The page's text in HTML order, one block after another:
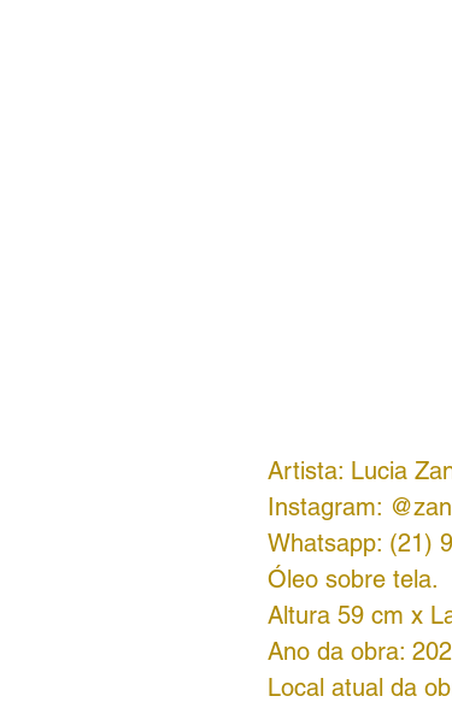
Artista: Lucia
Instagram:
Whatsapp: (21)
Óleo sobre tela.
Altura 59 cm x
Ano da obra:
Local atual da